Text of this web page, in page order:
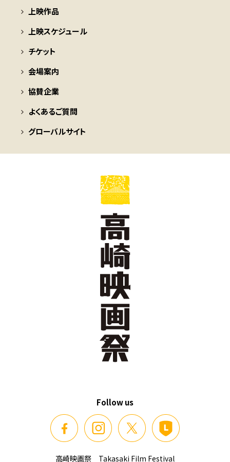
上映作品
上映スケジュール
チケット
会場案内
協賛企業
よくあるご質問
グローバルサイト
Follow us
高崎映画祭 Takasaki Film Festival